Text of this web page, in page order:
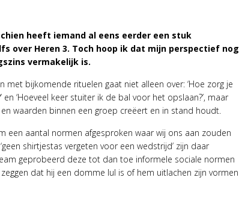
heeft iemand al eens eerder een stuk
over Heren 3. Toch hoop ik dat mijn perspectief nog
vermakelijk is.
bijkomende rituelen gaat niet alleen over: ‘Hoe zorg je
‘Hoeveel keer stuiter ik de bal voor het opslaan?’, maar
waarden binnen een groep creëert en in stand houdt.
een aantal normen afgesproken waar wij ons aan zouden
shirtjestas vergeten voor een wedstrijd’ zijn daar
geprobeerd deze tot dan toe informele sociale normen
dat hij een domme lul is of hem uitlachen zijn vormen